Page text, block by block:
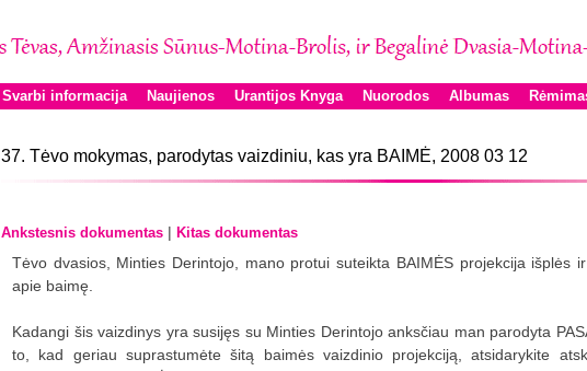
Svarbi informacija Naujienos Urantijos Knyga Nuorodos Albumas
37. Tėvo mokymas, parodytas vaizdiniu, kas yra BAIMĖ, 2008 03 12
Ankstesnis dokumentas | Kitas dokumentas
Tėvo dvasios, Minties Derintojo, mano protui suteikta BAIMĖS projekcija išplės
apie baimę.
Kadangi šis vaizdinys yra susijęs su Minties Derintojo anksčiau man parodyta
to, kad geriau suprastumėte šitą baimės vaizdinio projekciją, atsidarykite